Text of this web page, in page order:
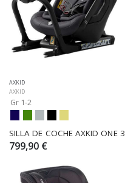
AXKID
AXKID
Gr 1-2
SILLA DE COCHE AXKID ONE 3
799,90 €